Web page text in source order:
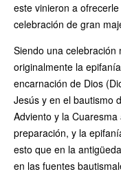
este vinieron a
celebración de gran
Siendo una celebración
originalmente la
encarnación de Dios
Jesús y en el bautismo
Adviento y la
preparación, y la
esto que en la
en las fuentes